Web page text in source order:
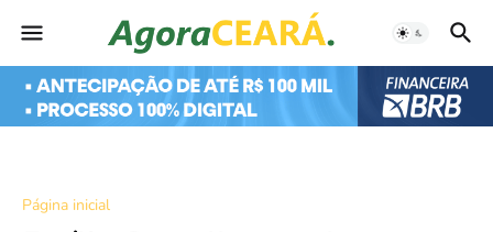
Página inicial